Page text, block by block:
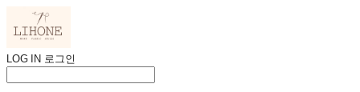
LOG IN 로그인